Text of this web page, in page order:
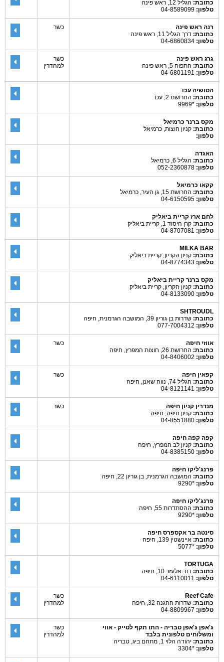
כתובת: הגליל 12, ראש פינה
טלפון:
רנה ראש פינה
כתובת: דרך הגליל 11, ראש פינה
טלפון:
כשר
גרג ראש פינה
כתובת: התפוח 5, ראש פינה
טלפון:
כשר
למהדרין
הסושיה עכו
כתובת: החרושת 2, עכו
טלפון: *9969
מקס ברנר כרמיאל
כתובת: קניון חוצות, כרמיאל
טלפון:
האגדה
כתובת: הגליל 6, כרמיאל
טלפון:
קקאו כרמיאל
כתובת: החרושת 15, גן העיר, כרמיאל
טלפון:
לחם ארז קריית ביאליק
כתובת: קרן היסוד 1, קריית ביאליק
טלפון:
MILKA BAR
כתובת: קניון הקריון, קריית ביאליק
טלפון:
מקס ברנר קריית ביאליק
כתובת: קניון הקריון, קריית ביאליק
טלפון:
SHTROUDL
כתובת: שדרות בן גוריון 39, המושבה הגרמנית, חיפה
טלפון:
אווזי חיפה
כתובת: החרושת 26, חוצות המפרץ, חיפה
טלפון:
כשר
קפאין חיפה
כתובת: הגליל 74, נווה שאנן, חיפה
טלפון:
כשר
מנדרין קניון חיפה
כתובת: קניון חיפה, חיפה
טלפון:
כשר
קפה קפה חיפה
כתובת: קניון לב המפרץ, חיפה
טלפון:
פרנג'ליקו חיפה
כתובת: המושבה הגרמנית, בן גוריון 22, חיפה
טלפון: *9290
פרנג'ליקו חיפה
כתובת: ההסתדרות 55, חיפה
טלפון: *9290
סינטה בר אקספרס חיפה
כתובת: איינשטין 139, חיפה
טלפון: *5077
TORTUGA
כתובת: דוד אלעזר 10, חיפה
טלפון:
Reef Cafe
כתובת: שדרות ההגנה 32, חיפה
טלפון:
כשר
למהדרין
ג'אפן ג'אפן טבריה - התו תקף לטייק - אווי
ומשלוחים טלפונית בלבד
כתובת: יהודה הלוי 1, מתחם ביג, טבריה
טלפון: *3304
כשר
למהדרין